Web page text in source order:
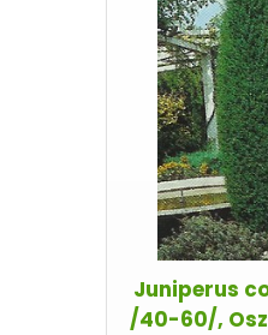
Juniperus
/40-60/,